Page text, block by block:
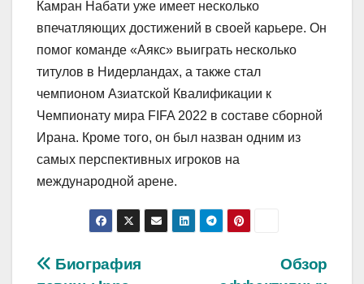
Камран Набати уже имеет несколько
впечатляющих достижений в своей карьере. Он
помог команде «Аякс» выиграть несколько
титулов в Нидерландах, а также стал
чемпионом Азиатской Квалификации к
Чемпионату мира FIFA 2022 в составе сборной
Ирана. Кроме того, он был назван одним из
самых перспективных игроков на
международной арене.
Навигация
Обзор
Биография